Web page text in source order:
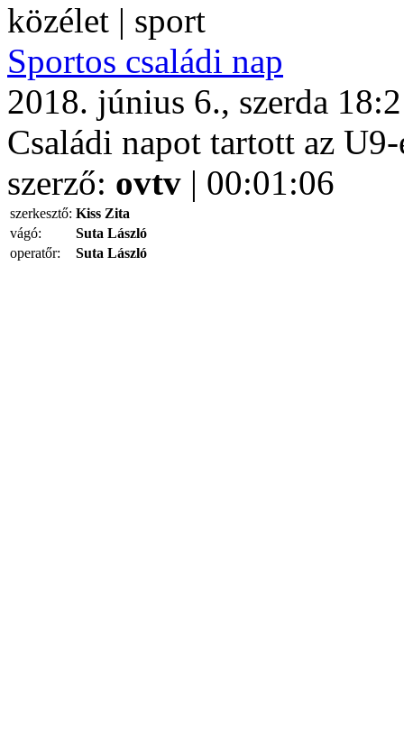
közélet | sport
Sportos családi nap
2018. június 6., szerda
Családi napot tartott az
szerző: ovtv | 00:01:06
szerkesztő: Kiss Zita
vágó:
Suta László
operatőr:
Suta László